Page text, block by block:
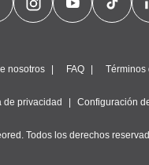
el contenido, uso de perfiles
personalizado, medir el
procedentes de diferentes
el contenido.
dispositivos, publicidad y
nosotros FAQ Términos
de privacidad Configuración
Todos los derechos